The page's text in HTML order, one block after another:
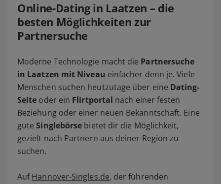
Online-Dating in Laatzen – die
besten Möglichkeiten zur
Partnersuche
Moderne Technologie macht die Partnersuche
in Laatzen mit Niveau einfacher denn je. Viele
Menschen suchen heutzutage über eine Dating-
Seite oder ein Flirtportal nach einer festen
Beziehung oder einer neuen Bekanntschaft. Eine
guteSinglebörse bietet dir die Möglichkeit,
gezielt nach Partnern aus deiner Region zu
suchen.
AufHannover-Singles.de, der führenden